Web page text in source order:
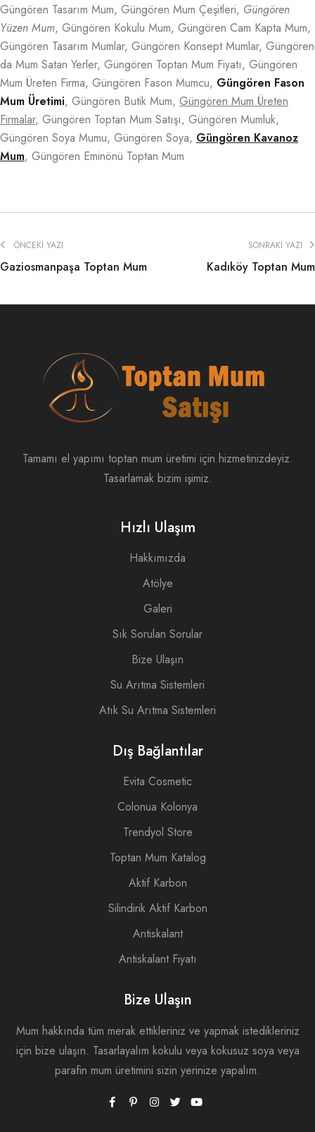
Güngören Tasarım Mum, Güngören Mum Çeşitleri, Güngören
Yüzen Mum, Güngören Kokulu Mum, Güngören Cam Kapta Mum,
Güngören Tasarım Mumlar, Güngören Konsept Mumlar, Güngören
da Mum Satan Yerler, Güngören Toptan Mum Fiyatı, Güngören
Mum Üreten Firma, Güngören Fason Mumcu, Güngören Fason
Mum Üretimi, Güngören Butik Mum, Güngören Mum Üreten
Firmalar, Güngören Toptan Mum Satışı, Güngören Mumluk,
Güngören Soya Mumu, Güngören Soya, Güngören Kavanoz
Mum, Güngören Eminönü Toptan Mum
ÖNCEKI YAZI
Gaziosmanpaşa Toptan Mum
SONRAKI YAZI
Kadıköy Toptan Mum
Tamamı el yapımı toptan mum üretimi için hizmetinizdeyiz.
Tasarlamak bizim işimiz.
Hızlı Ulaşım
Hakkımızda
Atölye
Galeri
Sık Sorulan Sorular
Bize Ulaşın
Su Arıtma Sistemleri
Atık Su Arıtma Sistemleri
Dış Bağlantılar
Evita Cosmetic
Colonua Kolonya
Trendyol Store
Toptan Mum Katalog
Aktif Karbon
Silindirik Aktif Karbon
Antiskalant
Antiskalant Fiyatı
Bize Ulaşın
Mum hakkında tüm merak ettikleriniz ve yapmak istedikleriniz
için bize ulaşın. Tasarlayalım kokulu veya kokusuz soya veya
parafin mum üretimini sizin yerinize yapalım.